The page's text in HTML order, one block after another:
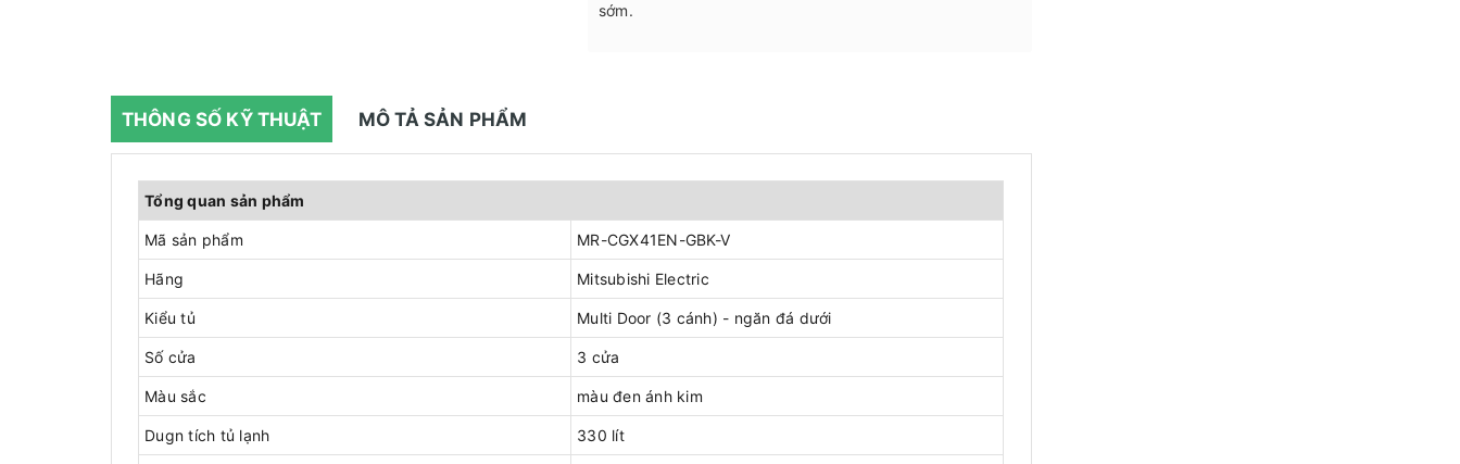
sớm.
THÔNG SỐ KỸ THUẬT MÔ TẢ SẢN PHẨM
Tổng quan sản phẩm
Mã sản phẩm MR-CGX41EN-GBK-V
Hãng Mitsubishi Electric
Kiểu tủ Multi Door (3 cánh) - ngăn đá dưới
Số cửa 3 cửa
Màu sắc màu đen ánh kim
Dugn tích tủ lạnh 330 lít